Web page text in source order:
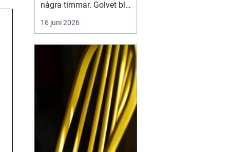
några timmar. Golvet blir
mjukare, ljudnivån
sjunker och hela miljön
Stockholm syns trenden
tydligt både i hem och
på kontor. Samtidigt har
många kvar en gammal
bild av heltäckningsma...
16 juni 2026